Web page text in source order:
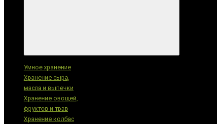
Умное хранение
Хранение сыра,
масла и выпечки
Хранение овощей,
фруктов и трав
Хранение колбас